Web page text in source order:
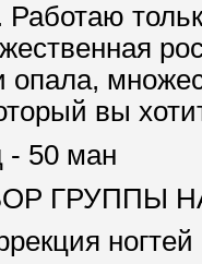
Работаю
вы
- 50 ман
ГРУППЫ